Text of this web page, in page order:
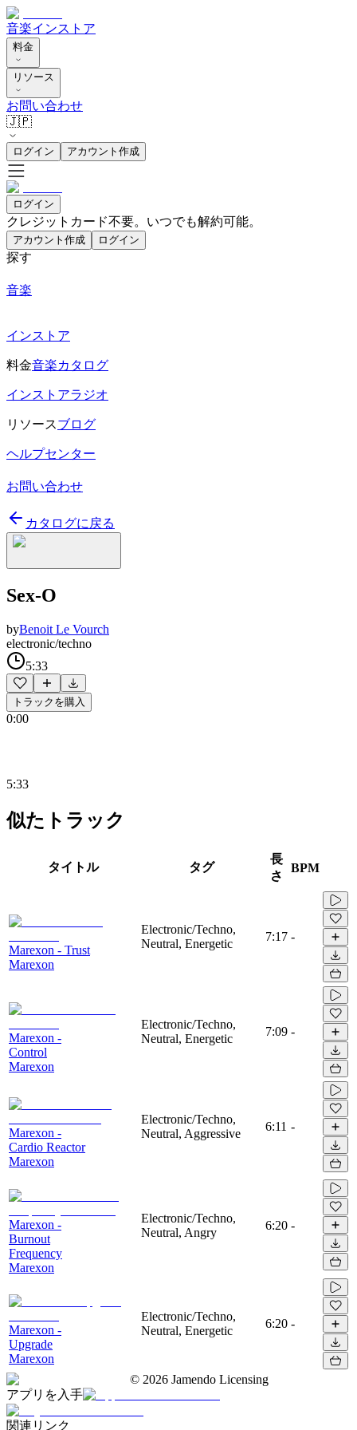
音楽インストア
料金
リソース
お問い合わせ
🇯🇵
ログイン アカウント作成
ログイン
クレジットカード不要。いつでも解約可能。
アカウント作成 ログイン
探す
音楽
インストア
料金音楽カタログ
インストアラジオ
リソースブログ
ヘルプセンター
お問い合わせ
カタログに戻る
Sex-O
byBenoit Le Vourch
electronic/techno
5:33
トラックを購入
0:00
5:33
似たトラック
タイトル タグ
長
さ
BPM
Marexon - Trust
Marexon
Electronic/Techno,
Neutral, Energetic
7:17 -
Marexon -
Control
Marexon
Electronic/Techno,
Neutral, Energetic
7:09 -
Marexon -
Cardio Reactor
Marexon
Electronic/Techno,
Neutral, Aggressive
6:11 -
Marexon -
Burnout
Frequency
Marexon
Electronic/Techno,
Neutral, Angry
6:20 -
Marexon -
Upgrade
Marexon
Electronic/Techno,
Neutral, Energetic
6:20 -
© 2026 Jamendo Licensing
アプリを入手
関連リンク